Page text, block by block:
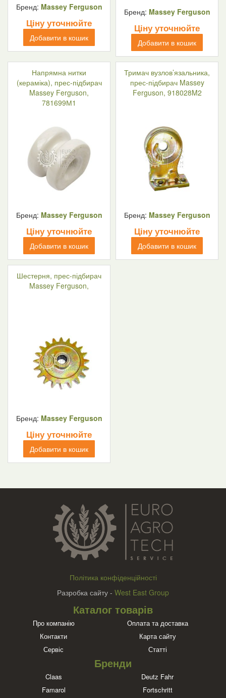
Бренд: Massey Ferguson
Ціну уточнюйте
Добавити в кошик
Бренд: Massey Ferguson
Ціну уточнюйте
Добавити в кошик
Напрямна нитки
(кераміка), прес-підбирач
Massey Ferguson,
781699М1
Бренд: Massey Ferguson
Ціну уточнюйте
Добавити в кошик
Тримач вузлов’язальника,
прес-підбирач Massey
Ferguson, 918028M2
Бренд: Massey Ferguson
Ціну уточнюйте
Добавити в кошик
Шестерня, прес-підбирач
Massey Ferguson,
Бренд: Massey Ferguson
Ціну уточнюйте
Добавити в кошик
Політика конфіденційності
Разробка сайту - West East Group
Каталог товарів
Про компанію
Оплата та доставка
Контакти
Карта сайту
Сервіс
Статті
Бренди
Claas
Deutz Fahr
Famarol
Fortschritt